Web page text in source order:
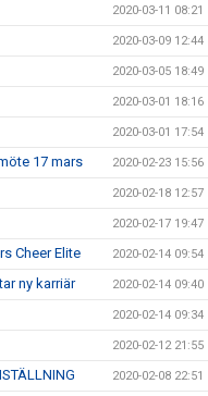
2020-03-11 08:21
2020-03-09 12:44
2020-03-05 18:49
2020-03-01 18:16
2020-03-01 17:54
17 mars 2020-02-23 15:56
2020-02-18 12:57
2020-02-17 19:47
Cheer Elite 2020-02-14 09:54
ny karriär 2020-02-14 09:40
2020-02-14 09:34
2020-02-12 21:55
2020-02-08 22:51